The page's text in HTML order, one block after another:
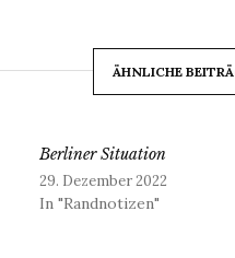
ÄHNLICHE
Berliner Situation
29. Dezember 2022
In "Randnotizen"